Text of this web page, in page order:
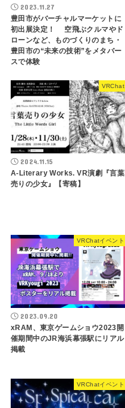
2023.11.27
豊田市がバーチャルマーケットに
初出展決定！ 空飛ぶクルマやド
ローンなど、ものづくりのまち・
豊田市の“未来の技術”をメタバー
スで体験
VRChat
2024.11.15
A-Literary Works. VR演劇『言葉
売りの少女』【寄稿】
VRChatイベント
2023.09.20
xRAM、東京ゲームショウ2023開
催期間中のJR海浜幕張駅にリアル
掲載
VRChatイベント